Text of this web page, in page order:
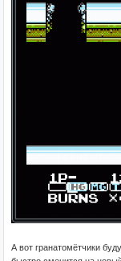
А вот гранатомётчики